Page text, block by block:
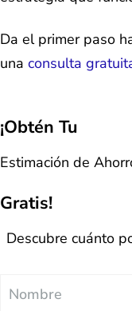
Da el primer paso
una consulta
¡Obtén Tu
Estimación de
Gratis!
Descubre cuánto
Nombre